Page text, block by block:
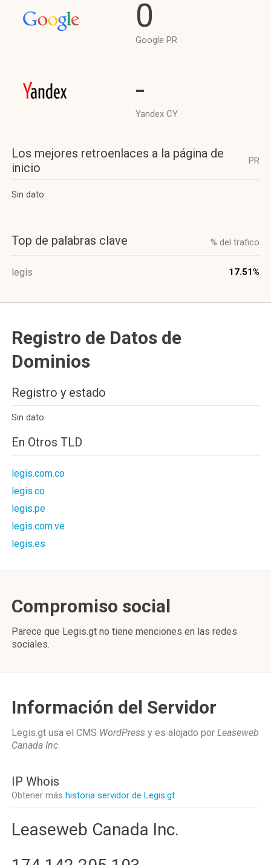
0
Google PR
-
Yandex CY
Los mejores retroenlaces a la página de
inicio
PR
Sin dato
Top de palabras clave % del trafico
legis 17.51%
Registro de Datos de
Dominios
Registro y estado
Sin dato
En Otros TLD
legis.com.co
legis.co
legis.pe
legis.com.ve
legis.es
Compromiso social
Parece que Legis.gt no tiene menciones en las redes
sociales.
Información del Servidor
Legis.gt usa el CMS WordPress y es alojado por Leaseweb
Canada Inc.
IP Whois
Obtener más historia servidor de Legis.gt
Leaseweb Canada Inc.